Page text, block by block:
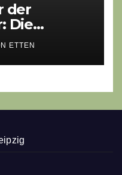
der
Die
DNA
Eiche“
ETTEN